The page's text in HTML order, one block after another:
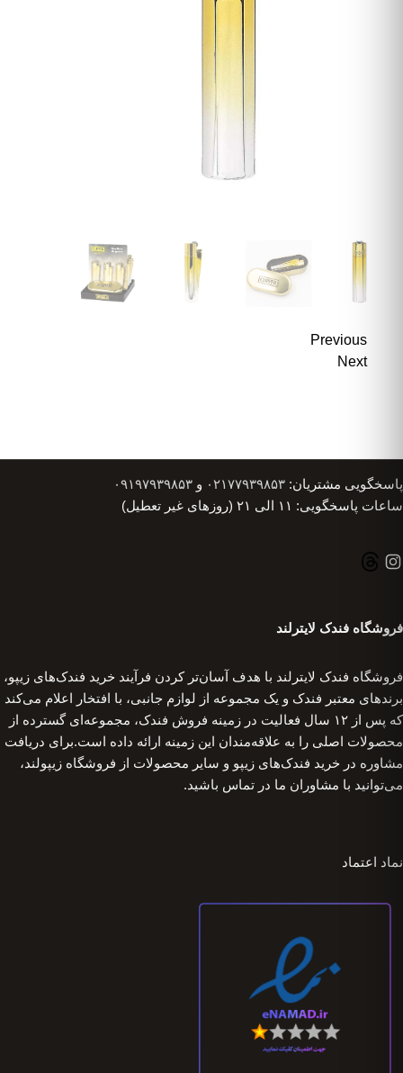
Previous
Next
پاسخگویی مشتریان: ۰۲۱۷۷۹۳۹۸۵۳ و ۰۹۱۹۷۹۳۹۸۵۳
ساعات پاسخگویی: ۱۱ الی ۲۱ (روزهای غیر تعطیل)
فروشگاه فندک لایترلند
فروشگاه فندک لایترلند با هدف آسان‌تر کردن فرآیند خرید فندک‌های زیپو،
برندهای معتبر فندک و یک مجموعه از لوازم جانبی، با افتخار اعلام می‌کند
که پس از ۱۲ سال فعالیت در زمینه فروش فندک، مجموعه‌ای گسترده از
محصولات اصلی را به علاقه‌مندان این زمینه ارائه داده است.برای دریافت
مشاوره در خرید فندک‌های زیپو و سایر محصولات از فروشگاه زیپولند،
می‌توانید با مشاوران ما در تماس باشید.
نماد اعتماد